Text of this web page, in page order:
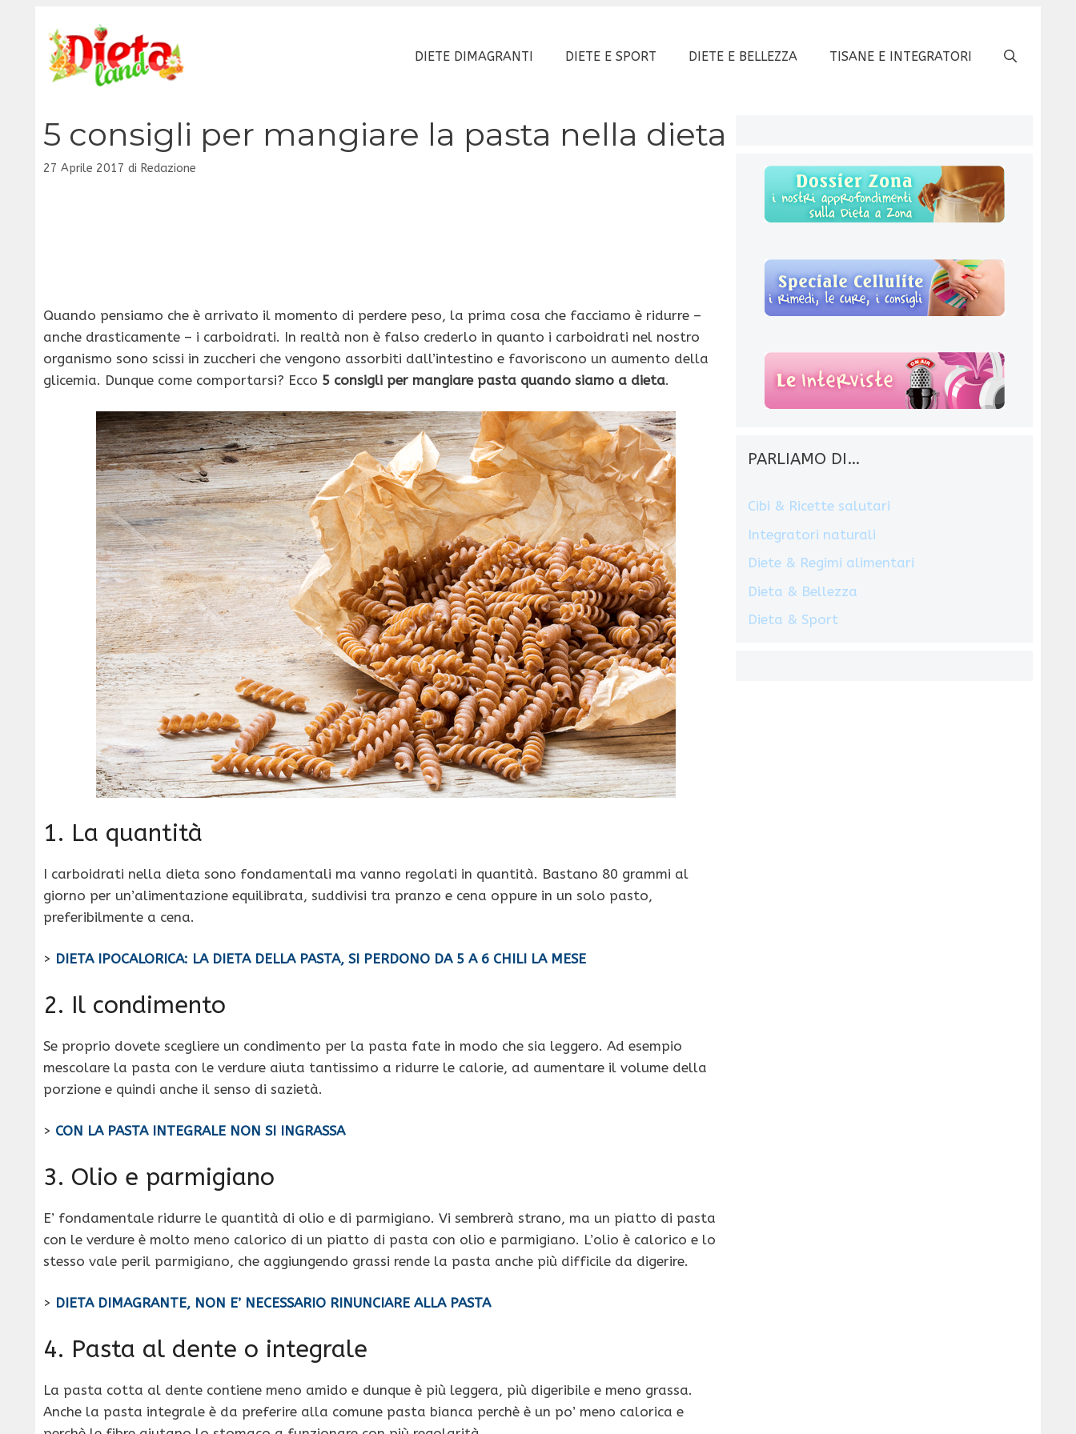
contenuto
DIETE DIMAGRANTI DIETE E SPORT DIETE E BELLEZZA TISANE E INTEGRATORI
5 consigli per mangiare la pasta nella dieta
27 Aprile 2017 di Redazione
Quando pensiamo che è arrivato il momento di perdere peso, la prima cosa che facciamo è ridurre –
anche drasticamente – i carboidrati. In realtà non è falso crederlo in quanto i carboidrati nel nostro
organismo sono scissi in zuccheri che vengono assorbiti dall’intestino e favoriscono un aumento della
glicemia. Dunque come comportarsi? Ecco 5 consigli per mangiare pasta quando siamo a dieta.
1. La quantità
I carboidrati nella dieta sono fondamentali ma vanno regolati in quantità. Bastano 80 grammi al
giorno per un’alimentazione equilibrata, suddivisi tra pranzo e cena oppure in un solo pasto,
preferibilmente a cena.
> DIETA IPOCALORICA: LA DIETA DELLA PASTA, SI PERDONO DA 5 A 6 CHILI LA MESE
2. Il condimento
Se proprio dovete scegliere un condimento per la pasta fate in modo che sia leggero. Ad esempio
mescolare la pasta con le verdure aiuta tantissimo a ridurre le calorie, ad aumentare il volume della
porzione e quindi anche il senso di sazietà.
> CON LA PASTA INTEGRALE NON SI INGRASSA
3. Olio e parmigiano
E’ fondamentale ridurre le quantità di olio e di parmigiano. Vi sembrerà strano, ma un piatto di pasta
con le verdure è molto meno calorico di un piatto di pasta con olio e parmigiano. L’olio è calorico e lo
stesso vale peril parmigiano, che aggiungendo grassi rende la pasta anche più difficile da digerire.
> DIETA DIMAGRANTE, NON E’ NECESSARIO RINUNCIARE ALLA PASTA
4. Pasta al dente o integrale
La pasta cotta al dente contiene meno amido e dunque è più leggera, più digeribile e meno grassa.
Anche la pasta integrale è da preferire alla comune pasta bianca perchè è un po’ meno calorica e
PARLIAMO DI…
Cibi & Ricette salutari
Integratori naturali
Diete & Regimi alimentari
Dieta & Bellezza
Dieta & Sport